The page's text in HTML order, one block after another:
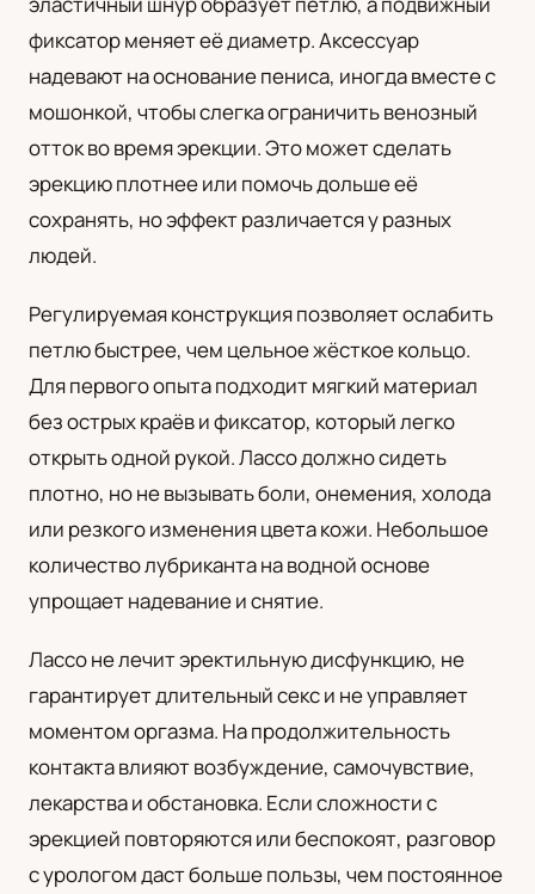
Polski Русский
Українська
фиксатор меняет её диаметр. Аксессуар
надевают на основание пениса, иногда вместе с
мошонкой, чтобы слегка ограничить венозный
отток во время эрекции. Это может сделать
эрекцию плотнее или помочь дольше её
сохранять, но эффект различается у разных
людей.
Регулируемая конструкция позволяет ослабить
петлю быстрее, чем цельное жёсткое кольцо.
Для первого опыта подходит мягкий материал
без острых краёв и фиксатор, который легко
открыть одной рукой. Лассо должно сидеть
плотно, но не вызывать боли, онемения, холода
или резкого изменения цвета кожи. Небольшое
количество лубриканта на водной основе
упрощает надевание и снятие.
Лассо не лечит эректильную дисфункцию, не
гарантирует длительный секс и не управляет
моментом оргазма. На продолжительность
контакта влияют возбуждение, самочувствие,
лекарства и обстановка. Если сложности с
эрекцией повторяются или беспокоят, разговор
с урологом даст больше пользы, чем постоянное